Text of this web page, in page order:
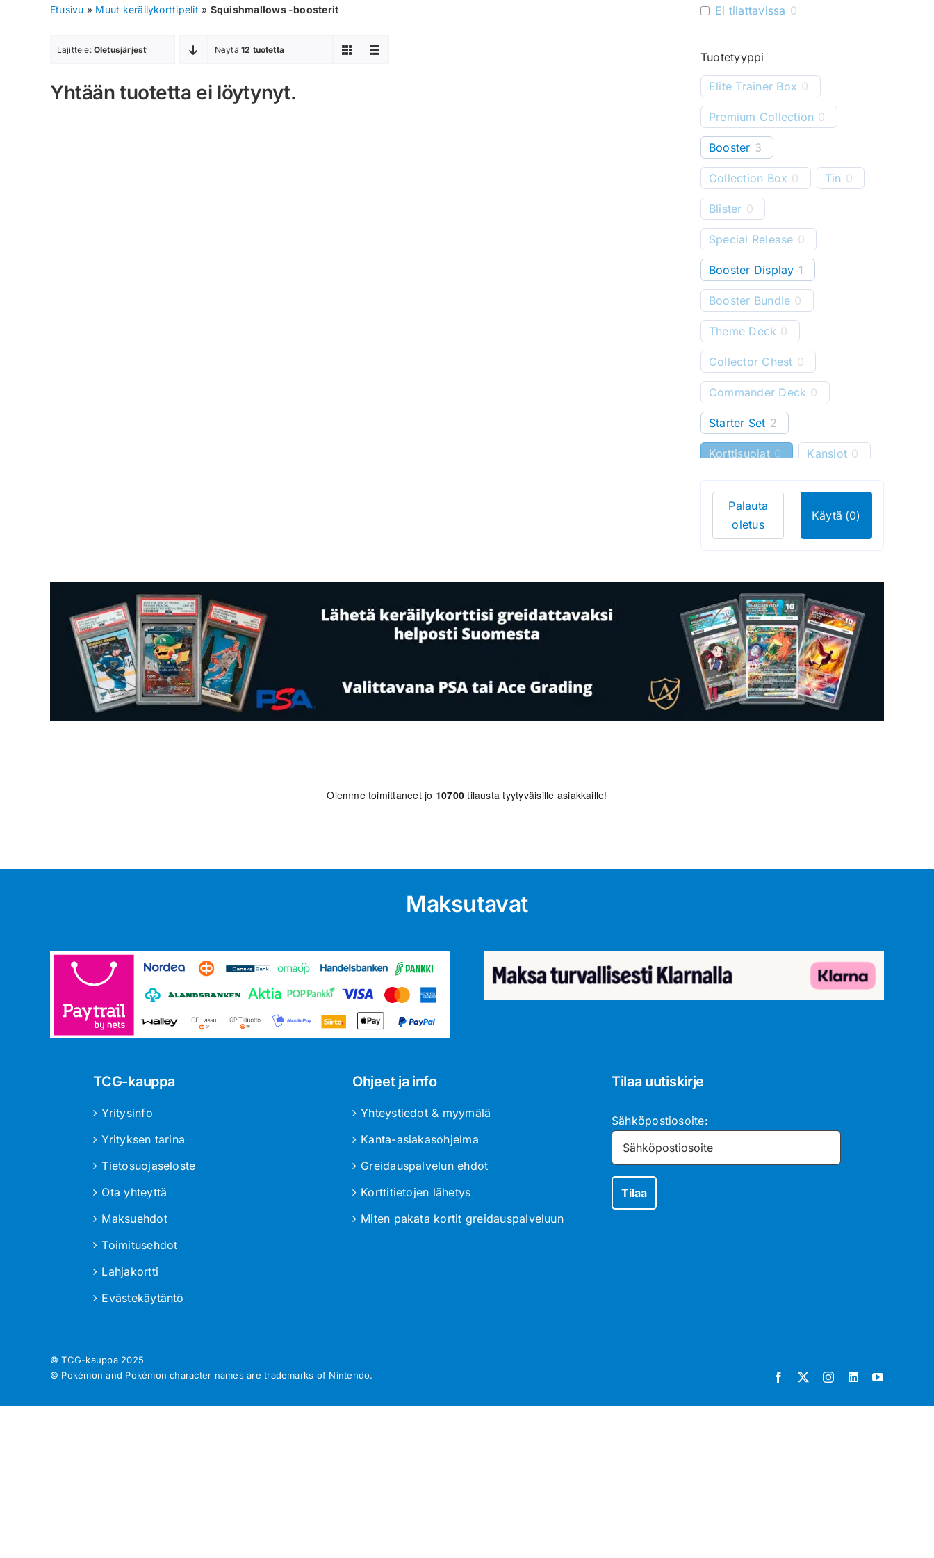
Etusivu » Muut keräilykorttipelit » Squishmallows -boosterit
Lajittele: Oletusjärjestys Näytä12 tuotetta
Yhtään tuotetta ei löytynyt.
Ei tilattavissa 0
Tuotetyyppi
Elite Trainer Box 0
Premium Collection 0
Booster 3
Collection Box 0 Tin 0
Blister 0
Special Release 0
Booster Display 1
Booster Bundle 0
Theme Deck 0
Collector Chest 0
Commander Deck 0
Starter Set 2
Korttisuojat 0 Kansiot 0
Pelimatot 0
Bundle 0
Mysteeri-tuote 0
Figuuri 0 Gift Box 0
Lautapeli 0
Käytä (0)
Palauta
oletus
Olemme toimittaneet jo 10700 tilausta tyytyväisille asiakkaille!
Maksutavat
TCG-kauppa
Yritysinfo
Yrityksen tarina
Tietosuojaseloste
Ota yhteyttä
Maksuehdot
Toimitusehdot
Lahjakortti
Evästekäytäntö
Ohjeet ja info
Yhteystiedot & myymälä
Kanta-asiakasohjelma
Greidauspalvelun ehdot
Korttitietojen lähetys
Miten pakata kortit greidauspalveluun
Tilaa uutiskirje
Sähköpostiosoite:
© TCG-kauppa 2025
© Pokémon and Pokémon character names are trademarks of Nintendo.